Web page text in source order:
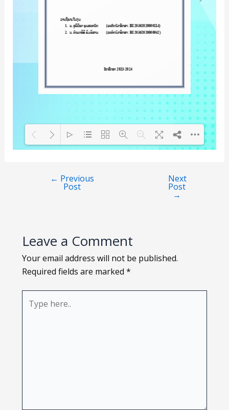
← Previous
Post
Next
Post
→
Leave a Comment
Your email address will not be published.
Required fields are marked *
here..